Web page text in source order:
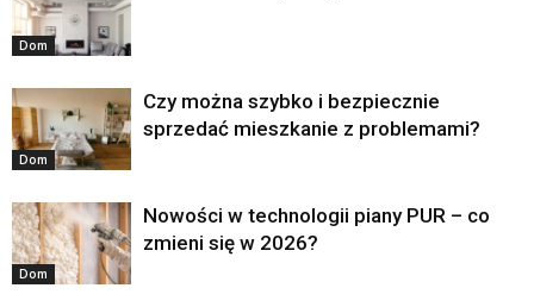
Dom
Dom
Czy można szybko i bezpiecznie
sprzedać mieszkanie z problemami?
Dom
Nowości w technologii piany PUR – co
zmieni się w 2026?